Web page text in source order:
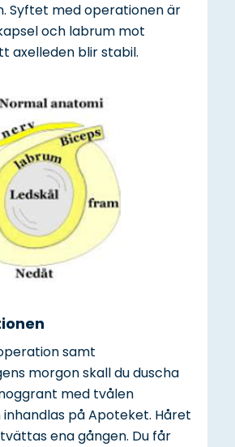
Syftet med operationen är
och labrum mot
axelleden blir stabil.
samt
morgon skall du duscha
med tvålen
på Apoteket. Håret
ena gången. Du får